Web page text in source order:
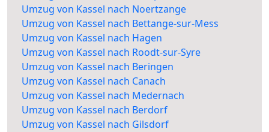
Umzug von Kassel nach Noertzange
Umzug von Kassel nach Bettange-sur-Mess
Umzug von Kassel nach Hagen
Umzug von Kassel nach Roodt-sur-Syre
Umzug von Kassel nach Beringen
Umzug von Kassel nach Canach
Umzug von Kassel nach Medernach
Umzug von Kassel nach Berdorf
Umzug von Kassel nach Gilsdorf